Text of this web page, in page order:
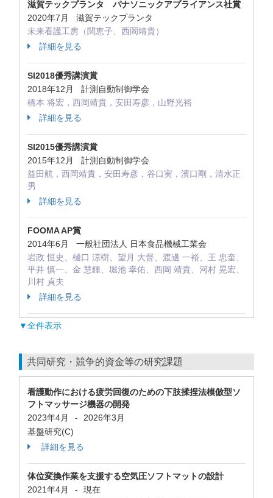
滋賀テックプランタ パナソニックアプライアンス社賞
2020年7月 滋賀テックプランタ
未来看護工房（関恵子、西岡靖貴）
詳細を見る
SI2018優秀講演賞
2018年12月 計測自動制御学会
橋本 将宏，西岡靖貴，安田寿彦，山野光裕
詳細を見る
SI2015優秀講演賞
2015年12月 計測自動制御学会
益田航，西岡靖貴，安田寿彦，谷口実，濱口剛，清水正
男
詳細を見る
FOOMA AP賞
2014年6月 一般社団法人 日本食品機械工業会
岩政 恒史、樋口 涼樹、望月 大督、渡邊 一裕、王 忠奎、
平井 慎一、金 慧鍾、堀池 幸佑、西岡 靖貴、河村 晃宏、
川村 貞夫
詳細を見る
▼全件表示
共同研究・競争的資金等の研究課題
看護動作における疲労回復のための下肢揉捏法模倣型ソ
フトマッサージ機器の開発
2023年4月
-
2026年3月
基盤研究(C)
詳細を見る
体位変換作業を支援する空気圧ソフトマットの設計
2021年4月
-
現在